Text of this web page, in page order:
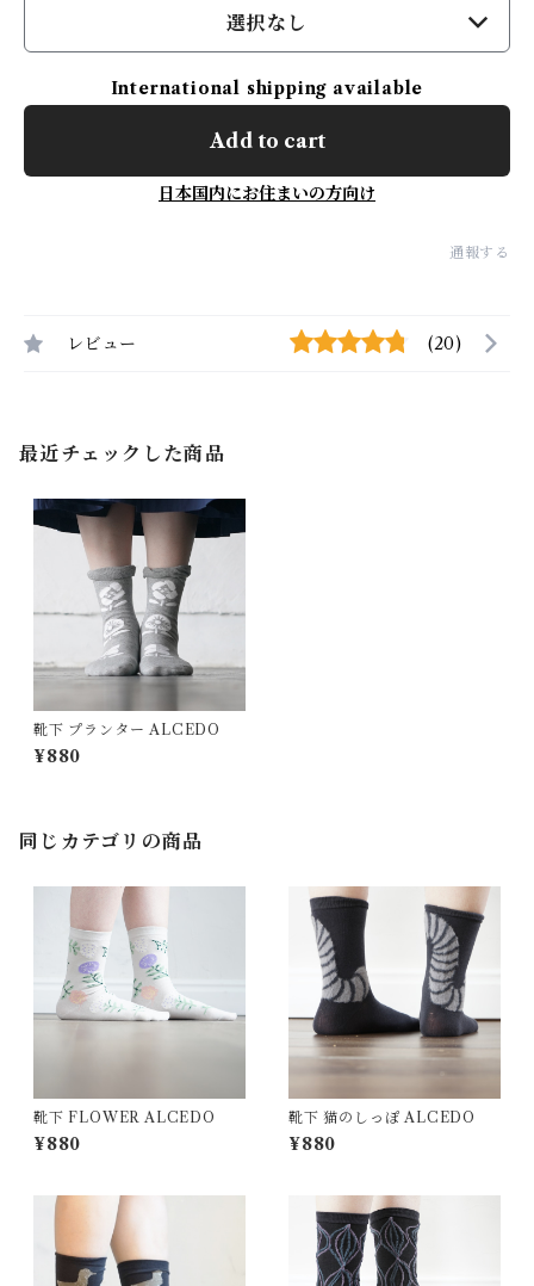
選択なし
International shipping available
Add to cart
日本国内にお住まいの方向け
通報する
レビュー (20)
最近チェックした商品
靴下 プランター ALCEDO
¥880
同じカテゴリの商品
靴下 FLOWER ALCEDO
¥880
靴下 猫のしっぽ ALCEDO
¥880